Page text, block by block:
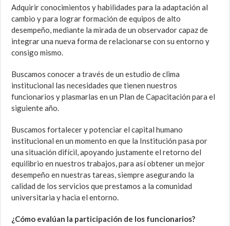
Adquirir conocimientos y habilidades para la adaptación al
cambio y para lograr formación de equipos de alto
desempeño, mediante la mirada de un observador capaz de
integrar una nueva forma de relacionarse con su entorno y
consigo mismo.
Buscamos conocer a través de un estudio de clima
institucional las necesidades que tienen nuestros
funcionarios y plasmarlas en un Plan de Capacitación para el
siguiente año.
Buscamos fortalecer y potenciar el capital humano
institucional en un momento en que la Institución pasa por
una situación difícil, apoyando justamente el retorno del
equilibrio en nuestros trabajos, para así obtener un mejor
desempeño en nuestras tareas, siempre asegurando la
calidad de los servicios que prestamos a la comunidad
universitaria y hacia el entorno.
¿Cómo evalúan la participación de los funcionarios?